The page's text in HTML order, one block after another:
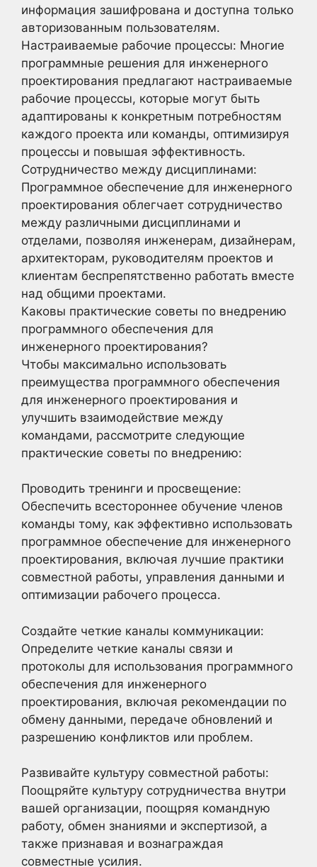
информация зашифрована и доступна только
авторизованным пользователям.
Настраиваемые рабочие процессы: Многие
программные решения для инженерного
проектирования предлагают настраиваемые
рабочие процессы, которые могут быть
адаптированы к конкретным потребностям
каждого проекта или команды, оптимизируя
процессы и повышая эффективность.
Сотрудничество между дисциплинами:
Программное обеспечение для инженерного
проектирования облегчает сотрудничество
между различными дисциплинами и
отделами, позволяя инженерам, дизайнерам,
архитекторам, руководителям проектов и
клиентам беспрепятственно работать вместе
над общими проектами.
Каковы практические советы по внедрению
программного обеспечения для
инженерного проектирования?
Чтобы максимально использовать
преимущества программного обеспечения
для инженерного проектирования и
улучшить взаимодействие между
командами, рассмотрите следующие
практические советы по внедрению:
Проводить тренинги и просвещение:
Обеспечить всестороннее обучение членов
команды тому, как эффективно использовать
программное обеспечение для инженерного
проектирования, включая лучшие практики
совместной работы, управления данными и
оптимизации рабочего процесса.
Создайте четкие каналы коммуникации:
Определите четкие каналы связи и
протоколы для использования программного
обеспечения для инженерного
проектирования, включая рекомендации по
обмену данными, передаче обновлений и
разрешению конфликтов или проблем.
Развивайте культуру совместной работы:
Поощряйте культуру сотрудничества внутри
вашей организации, поощряя командную
работу, обмен знаниями и экспертизой, а
также признавая и вознаграждая
совместные усилия.